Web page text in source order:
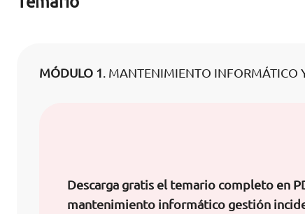
MÓDULO 1. MANTENIMIENTO INFORMÁTICO
Descarga gratis el temario completo en
mantenimiento informático gestión